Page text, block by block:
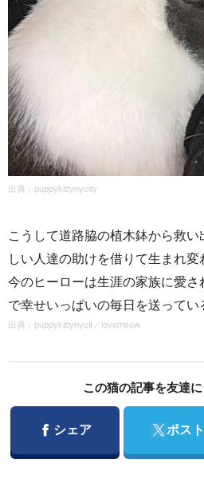
出典：puppykittynycity
こうして道路脇の植木鉢から救
しい人達の助けを借りて生まれ変
今のヒーローは生涯の家族に愛さ
で幸せいっぱいの毎日を送ってい
出典： puppykittynycit ／ lovemeow
この猫の記事を友達
Facebook
シェア Twitter
ポスト